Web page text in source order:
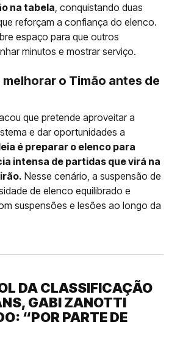
na tabela, conquistando duas
reforçam a confiança do elenco.
espaço para que outros
minutos e mostrar serviço.
o Timão antes de
que pretende aproveitar a
e dar oportunidades a
é preparar o elenco para
intensa de partidas que virá na
Nesse cenário, a suspensão de
de elenco equilibrado e
suspensões e lesões ao longo da
DA CLASSIFICAÇÃO
GABI ZANOTTI
“POR PARTE DE